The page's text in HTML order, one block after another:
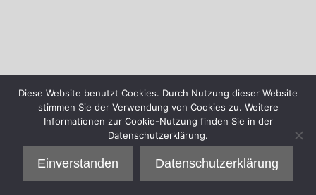
Diese Website benutzt Cookies. Durch Nutzung dieser Website
stimmen Sie der Verwendung von Cookies zu. Weitere
Informationen zur Cookie-Nutzung finden Sie in der
Datenschutzerklärung.
Einverstanden Datenschutzerklärung